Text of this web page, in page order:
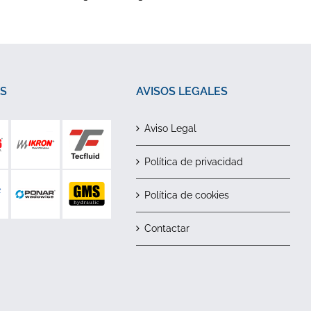
AVISOS LEGALES
Aviso Legal
Política de privacidad
Política de cookies
Contactar